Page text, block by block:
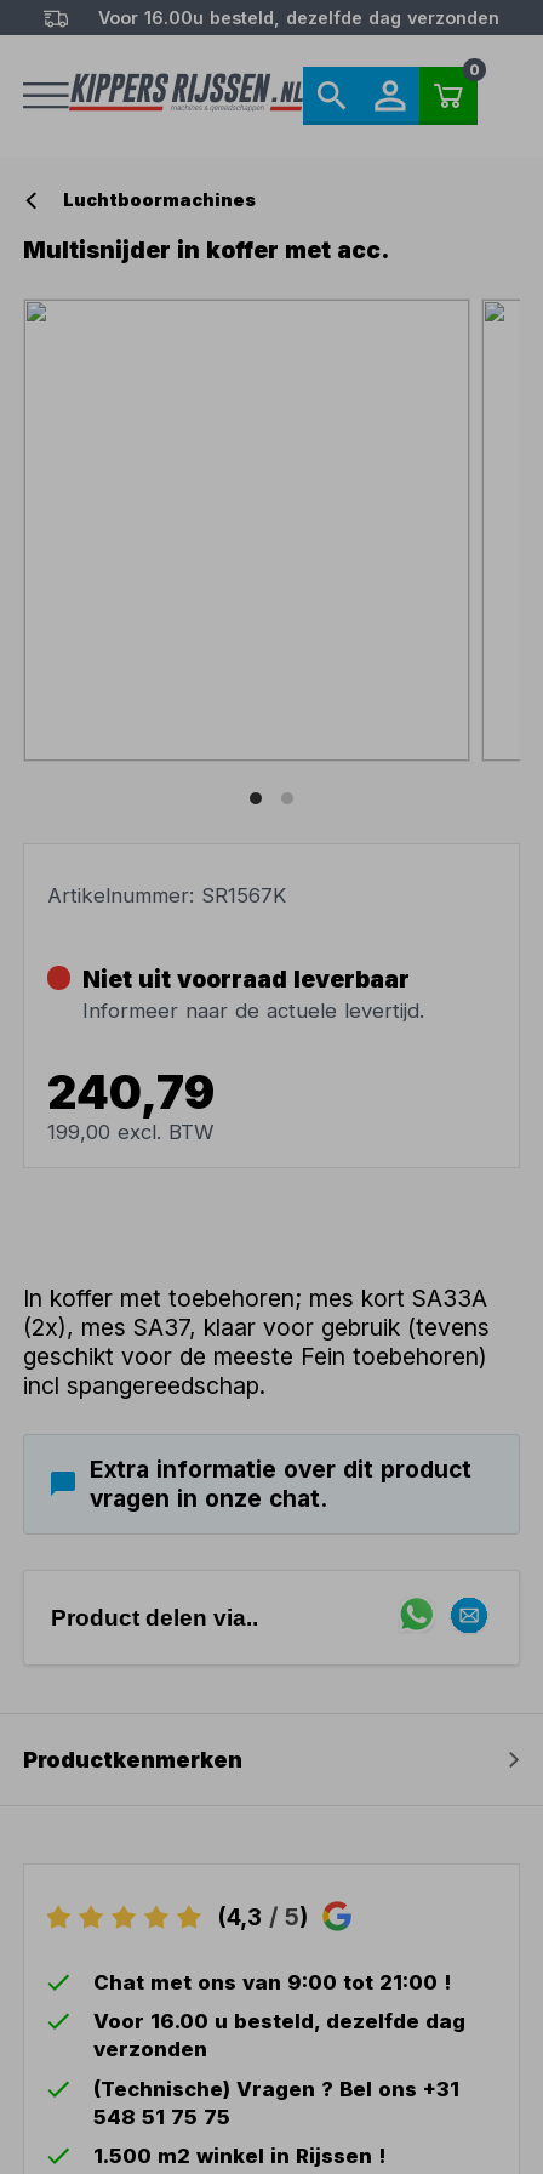
Voor 16.00u besteld, dezelfde dag verzonden
0
Luchtboormachines
Multisnijder in koffer met acc.
Artikelnummer: SR1567K
Niet uit voorraad leverbaar
Informeer naar de actuele levertijd.
240,79
199,00 excl. BTW
In koffer met toebehoren; mes kort SA33A
(2x), mes SA37, klaar voor gebruik (tevens
geschikt voor de meeste Fein toebehoren)
incl spangereedschap.
Extra informatie over dit product
vragen in onze chat.
Product delen via..
Productkenmerken
(4,3 / 5)
Chat met ons van 9:00 tot 21:00 !
Voor 16.00 u besteld, dezelfde dag
verzonden
(Technische) Vragen ? Bel ons +31
548 51 75 75
1.500 m2 winkel in Rijssen !